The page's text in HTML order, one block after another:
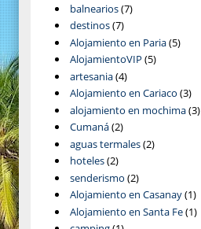
balnearios(7)
destinos(7)
Alojamiento en Paria(5)
AlojamientoVIP (5)
artesania(4)
Alojamiento en Cariaco (3)
alojamiento en mochima(3)
Cumaná(2)
aguas termales(2)
hoteles(2)
senderismo (2)
Alojamiento en Casanay(1)
Alojamiento en Santa Fe(1)